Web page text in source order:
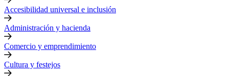
Accesibilidad universal e inclusión
Administración y hacienda
Comercio y emprendimiento
Cultura y festejos